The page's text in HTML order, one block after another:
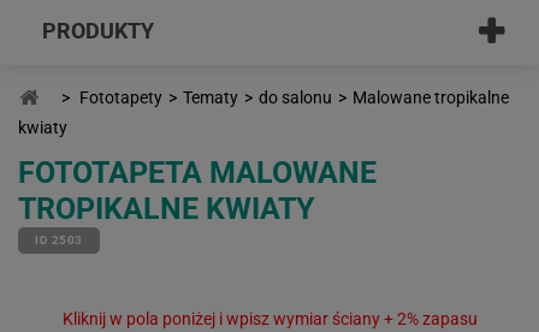
PRODUKTY
> Fototapety > Tematy > do salonu > Malowane tropikalne
kwiaty
FOTOTAPETA MALOWANE
TROPIKALNE KWIATY
ID 2503
Kliknij w pola poniżej i wpisz wymiar ściany + 2% zapasu